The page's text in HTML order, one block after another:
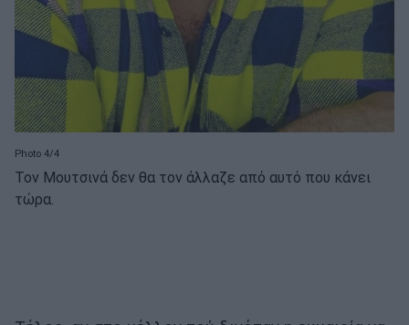
Photo 4/4
Τον Μουτσινά δεν θα τον άλλαζε από αυτό που κάνει
τώρα.